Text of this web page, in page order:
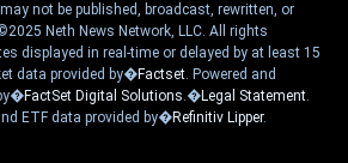
not be published, broadcast, rewritten, or
Neth News Network, LLC. All rights
displayed in real-time or delayed by at least 15
data provided by�Factset. Powered and
FactSet Digital Solutions.�Legal Statement.
ETF data provided by�Refinitiv Lipper.